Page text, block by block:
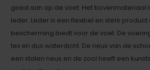
goed aan op de voet. Het bovenmateriaal
leder. Leder is een flexibel en sterk product
bescherming biedt voor de voet. De
tex en dus waterdicht. De neus van de
een stalen neus en de zool heeft een